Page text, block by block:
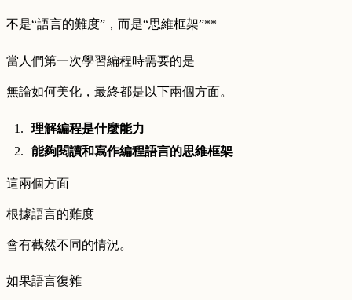
不是“語言的難度”，而是“思維框架”**
當人們第一次學習編程時需要的是
無論如何美化，最終都是以下兩個方面。
理解編程是什麼能力
能夠閱讀和寫作編程語言的思維框架
這兩個方面
根據語言的難度
會有截然不同的情況。
如果語言復雜